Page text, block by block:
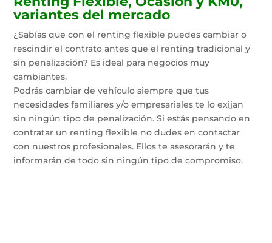
variantes del mercado
¿Sabías que con el renting flexible puedes cambiar o
rescindir el contrato antes que el renting tradicional y
sin penalización? Es ideal para negocios muy
cambiantes.
Podrás cambiar de vehículo siempre que tus
necesidades familiares y/o empresariales te lo exijan
sin ningún tipo de penalización. Si estás pensando en
contratar un renting flexible no dudes en contactar
con nuestros profesionales. Ellos te asesorarán y te
informarán de todo sin ningún tipo de compromiso.